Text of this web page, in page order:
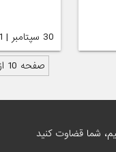
30 سپتامبر | 1 دقیقه
صفحه 10 از 604
شما قضاوت کنید